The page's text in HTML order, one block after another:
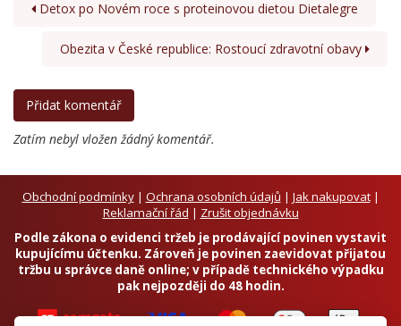
Detox po Novém roce s proteinovou dietou Dietalegre
Obezita v České republice: Rostoucí zdravotní obavy
Zatím nebyl vložen žádný komentář.
Obchodní podmínky| Ochrana osobních údajů | Jak nakupovat|
Reklamační řád | Zrušit objednávku
Podle zákona o evidenci tržeb je prodávající povinen vystavit
kupujícímu účtenku. Zároveň je povinen zaevidovat přijatou
tržbu u správce daně online; v případě technického výpadku
pak nejpozději do 48 hodin.